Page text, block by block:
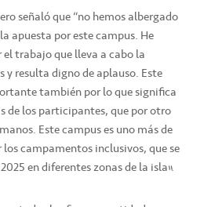
señaló que “no hemos albergado
apuesta por este campus. He
trabajo que lleva a cabo la
y resulta digno de aplauso. Este
también por lo que significa
de los participantes, que por otro
Este campus es uno más de
campamentos inclusivos, que se
en diferentes zonas de la isla”.